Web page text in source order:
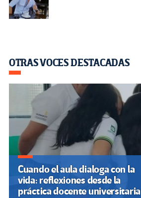
OTRAS VOCES DESTACADAS
Cuando el aula dialoga con la
vida: reflexiones desde la
práctica docente universitaria